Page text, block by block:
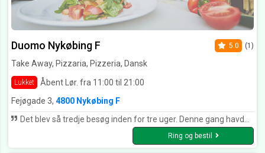
Duomo Nykøbing F
Take Away, Pizzaria, Pizzeria, Dansk
Lukket Åbent Lør. fra 11:00 til 21:00
5.0 (1)
Fejøgade 3, 4800 Nykøbing F
Det blev så tredje besøg inden for tre uger. Denne gang havde vi inviteret 12 med i anledning af en fødselsdag - og der var individuelt valg af menu. Det var imponerende, at maden kom hurtigt og stort set samtidigt trods forskellige valg. Vi giver igen 5 stjerner og kan varmt anbefale stedet for den lækre mad og den fine betjening.
Ring og bestil